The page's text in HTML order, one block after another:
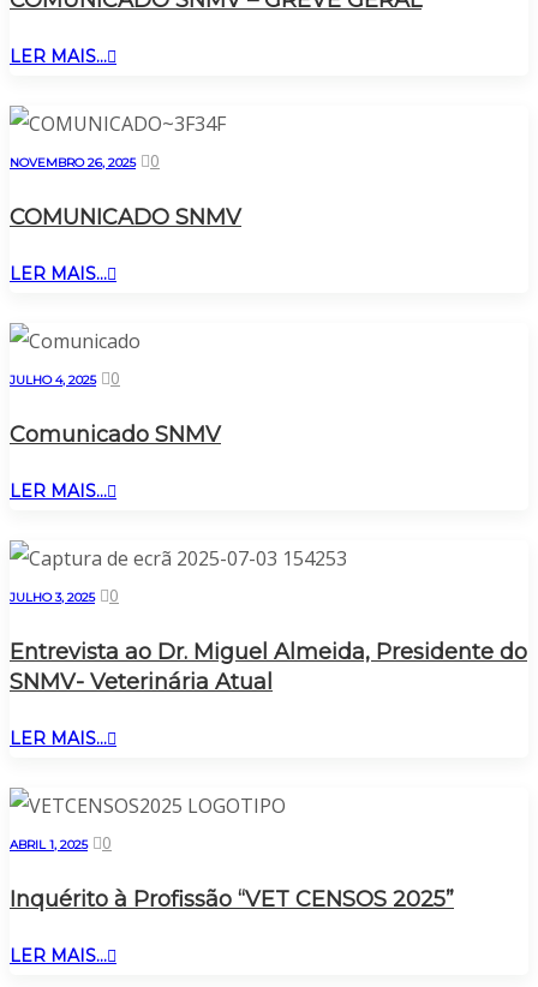
LER MAIS...
NOVEMBRO 26, 2025 0
COMUNICADO SNMV
LER MAIS...
JULHO 4, 2025 0
Comunicado SNMV
LER MAIS...
JULHO 3, 2025 0
Entrevista ao Dr. Miguel Almeida, Presidente do
SNMV- Veterinária Atual
LER MAIS...
ABRIL 1, 2025 0
Inquérito à Profissão “VET CENSOS 2025”
LER MAIS...